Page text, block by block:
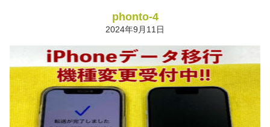
phonto-4
2024年9月11日